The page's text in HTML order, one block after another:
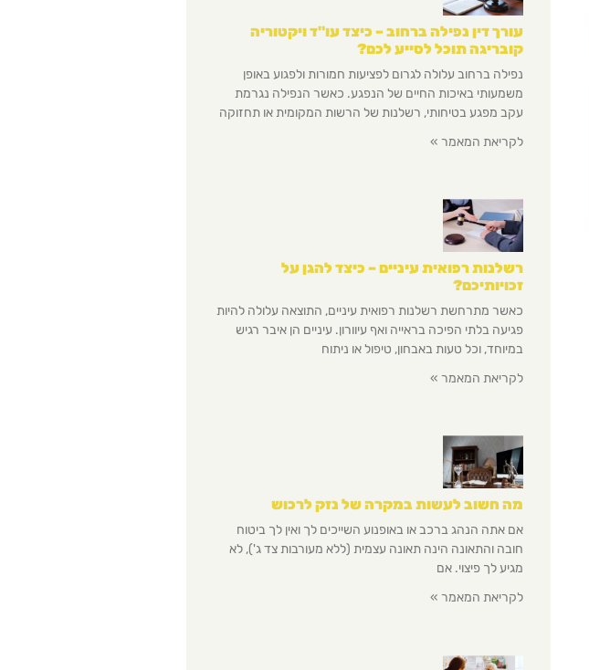
עורך דין נפילה ברחוב – כיצד עו"ד ויקטוריה
קובריגה תוכל לסייע לכם?
נפילה ברחוב עלולה לגרום לפציעות חמורות ולפגוע באופן
משמעותי באיכות החיים של הנפגע. כאשר הנפילה נגרמת
עקב מפגע בטיחותי, רשלנות של הרשות המקומית או תחזוקה
לקריאת המאמר »
רשלנות רפואית עיניים – כיצד להגן על
זכויותיכם?
כאשר מתרחשת רשלנות רפואית עיניים, התוצאה עלולה להיות
פגיעה בלתי הפיכה בראייה ואף עיוורון. עיניים הן איבר רגיש
במיוחד, וכל טעות באבחון, טיפול או ניתוח
לקריאת המאמר »
מה חשוב לעשות במקרה של נזק לרכוש
אם אתה הנהג ברכב או באופנוע השייכים לך ואין לך ביטוח
חובה והתאונה הינה תאונה עצמית (ללא מעורבות צד ג'), לא
מגיע לך פיצוי. אם
לקריאת המאמר »